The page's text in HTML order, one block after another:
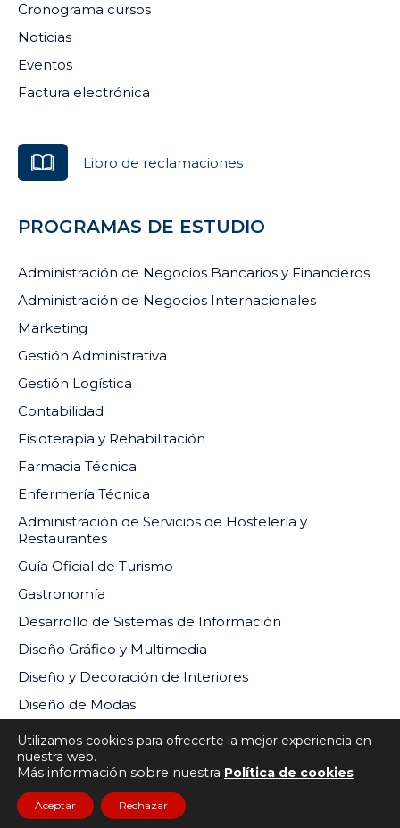
Cronograma cursos
Noticias
Eventos
Factura electrónica
Libro de reclamaciones
PROGRAMAS DE ESTUDIO
Administración de Negocios Bancarios y Financieros
Administración de Negocios Internacionales
Marketing
Gestión Administrativa
Gestión Logística
Contabilidad
Fisioterapia y Rehabilitación
Farmacia Técnica
Enfermería Técnica
Administración de Servicios de Hostelería y
Restaurantes
Guía Oficial de Turismo
Gastronomía
Desarrollo de Sistemas de Información
Diseño Gráfico y Multimedia
Diseño y Decoración de Interiores
Diseño de Modas
INSTITUTO DE EDUCACIÓN SUPERIOR PRIVADO DEL
SUR RM-073-2024-MINEDU
Utilizamos cookies para ofrecerte la mejor experiencia en
nuestra web.
Más información sobre nuestra Política de cookies
Aceptar Rechazar